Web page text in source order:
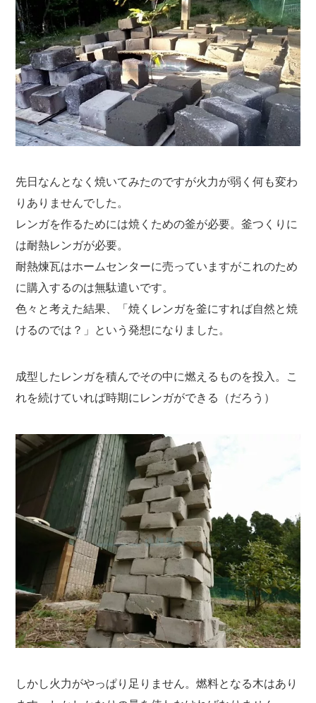
先日なんとなく焼いてみたのですが火力が弱く何も変わ
りありませんでした。
レンガを作るためには焼くための釜が必要。釜つくりに
は耐熱レンガが必要。
耐熱煉瓦はホームセンターに売っていますがこれのため
に購入するのは無駄遣いです。
色々と考えた結果、「焼くレンガを釜にすれば自然と焼
けるのでは？」という発想になりました。
成型したレンガを積んでその中に燃えるものを投入。こ
れを続けていれば時期にレンガができる（だろう）
しかし火力がやっぱり足りません。燃料となる木はあり